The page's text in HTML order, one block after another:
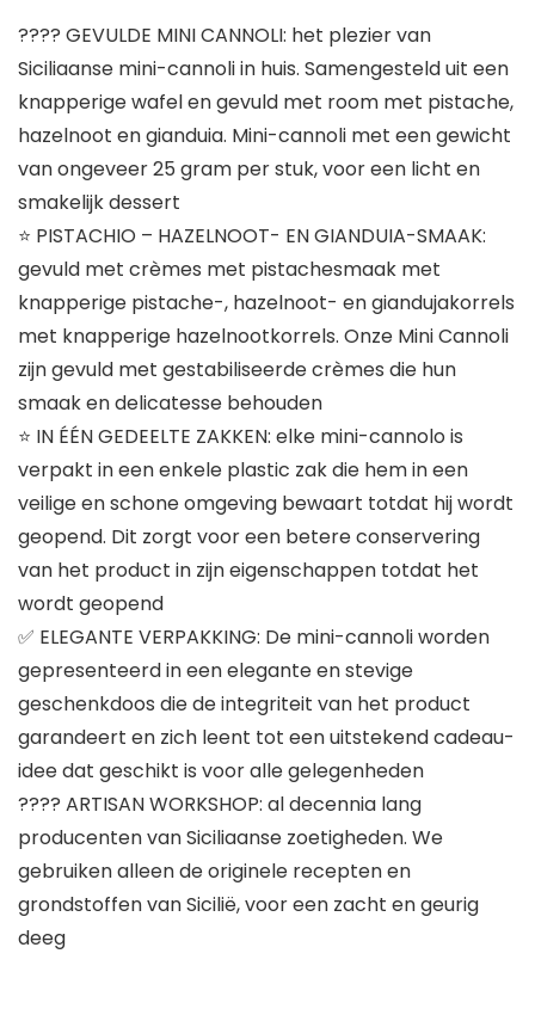
???? GEVULDE MINI CANNOLI: het plezier van
Siciliaanse mini-cannoli in huis. Samengesteld uit een
knapperige wafel en gevuld met room met pistache,
hazelnoot en gianduia. Mini-cannoli met een gewicht
van ongeveer 25 gram per stuk, voor een licht en
smakelijk dessert
⭐ PISTACHIO – HAZELNOOT- EN GIANDUIA-SMAAK:
gevuld met crèmes met pistachesmaak met
knapperige pistache-, hazelnoot- en giandujakorrels
met knapperige hazelnootkorrels. Onze Mini Cannoli
zijn gevuld met gestabiliseerde crèmes die hun
smaak en delicatesse behouden
⭐ IN ÉÉN GEDEELTE ZAKKEN: elke mini-cannolo is
verpakt in een enkele plastic zak die hem in een
veilige en schone omgeving bewaart totdat hij wordt
geopend. Dit zorgt voor een betere conservering
van het product in zijn eigenschappen totdat het
wordt geopend
✅ ELEGANTE VERPAKKING: De mini-cannoli worden
gepresenteerd in een elegante en stevige
geschenkdoos die de integriteit van het product
garandeert en zich leent tot een uitstekend cadeau-
idee dat geschikt is voor alle gelegenheden
???? ARTISAN WORKSHOP: al decennia lang
producenten van Siciliaanse zoetigheden. We
gebruiken alleen de originele recepten en
grondstoffen van Sicilië, voor een zacht en geurig
deeg